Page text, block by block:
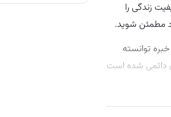
می‌توان از فواید بی‌نظیر امگا3 بهره‌مند شد و کیفیت زندگی را
مطمئن شوید.
توانسته
دائمی شده است
از